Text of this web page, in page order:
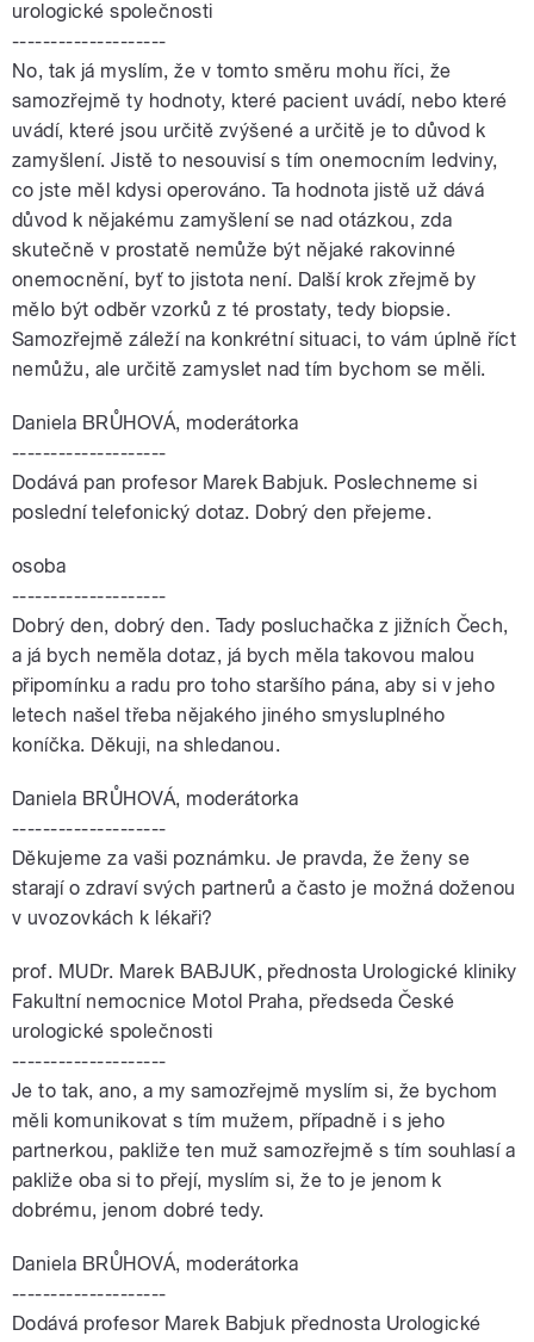
urologické společnosti
--------------------
No, tak já myslím, že v tomto směru mohu říci, že
samozřejmě ty hodnoty, které pacient uvádí, nebo které
uvádí, které jsou určitě zvýšené a určitě je to důvod k
zamyšlení. Jistě to nesouvisí s tím onemocním ledviny,
co jste měl kdysi operováno. Ta hodnota jistě už dává
důvod k nějakému zamyšlení se nad otázkou, zda
skutečně v prostatě nemůže být nějaké rakovinné
onemocnění, byť to jistota není. Další krok zřejmě by
mělo být odběr vzorků z té prostaty, tedy biopsie.
Samozřejmě záleží na konkrétní situaci, to vám úplně říct
nemůžu, ale určitě zamyslet nad tím bychom se měli.
Daniela BRŮHOVÁ, moderátorka
--------------------
Dodává pan profesor Marek Babjuk. Poslechneme si
poslední telefonický dotaz. Dobrý den přejeme.
osoba
--------------------
Dobrý den, dobrý den. Tady posluchačka z jižních Čech,
a já bych neměla dotaz, já bych měla takovou malou
připomínku a radu pro toho staršího pána, aby si v jeho
letech našel třeba nějakého jiného smysluplného
koníčka. Děkuji, na shledanou.
Daniela BRŮHOVÁ, moderátorka
--------------------
Děkujeme za vaši poznámku. Je pravda, že ženy se
starají o zdraví svých partnerů a často je možná doženou
v uvozovkách k lékaři?
prof. MUDr. Marek BABJUK, přednosta Urologické kliniky
Fakultní nemocnice Motol Praha, předseda České
urologické společnosti
--------------------
Je to tak, ano, a my samozřejmě myslím si, že bychom
měli komunikovat s tím mužem, případně i s jeho
partnerkou, pakliže ten muž samozřejmě s tím souhlasí a
pakliže oba si to přejí, myslím si, že to je jenom k
dobrému, jenom dobré tedy.
Daniela BRŮHOVÁ, moderátorka
--------------------
Dodává profesor Marek Babjuk přednosta Urologické